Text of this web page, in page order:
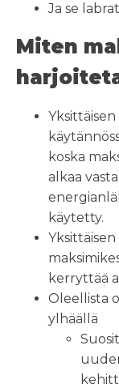
Ja se
Miten
koska
alkaa
käytetty.
kerryttää
Oleellista
ylhäällä